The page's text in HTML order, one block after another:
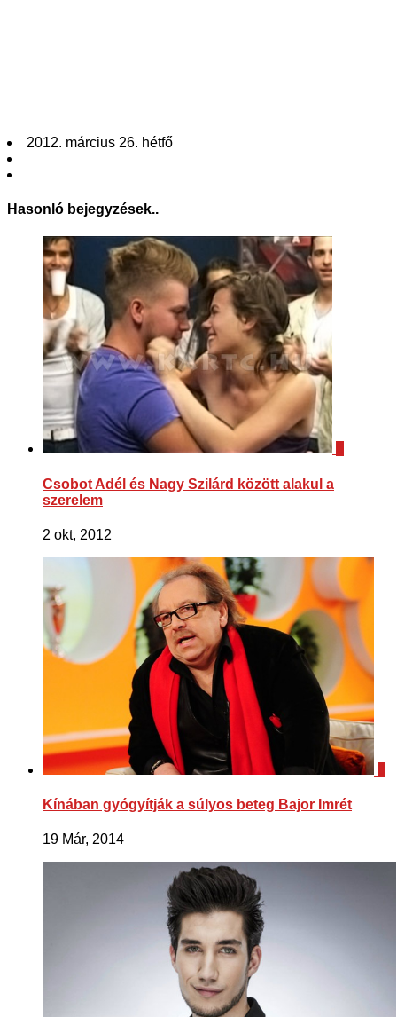
2012. március 26. hétfő
Hasonló bejegyzések..
Csobot Adél és Nagy Szilárd között alakul a
szerelem
2 okt, 2012
Kínában gyógyítják a súlyos beteg Bajor Imrét
19 Már, 2014